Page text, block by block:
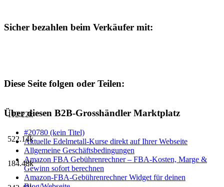
Sicher bezahlen beim Verkäufer mit:
Diese Seite folgen oder Teilen:
112.22k
522.14k
184.48k
Über diesen B2B-Grosshändler Marktplatz
#20780 (kein Titel)
Aktuelle Edelmetall-Kurse direkt auf Ihrer Webseite
Allgemeine Geschäftsbedingungen
Amazon FBA Gebührenrechner – FBA-Kosten, Marge &
Gewinn sofort berechnen
Amazon-FBA-Gebührenrechner Widget für deinen